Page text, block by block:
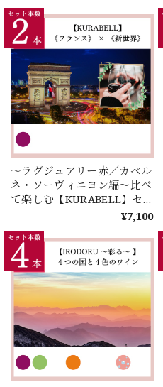
～ラグジュアリー赤／カベル
ネ・ソーヴィニヨン編～比べ
て楽しむ【KURABELL】セ
レクション♪ 《フランス》 ×
《新世界》＜２本セレクショ
ン＞
¥7,100